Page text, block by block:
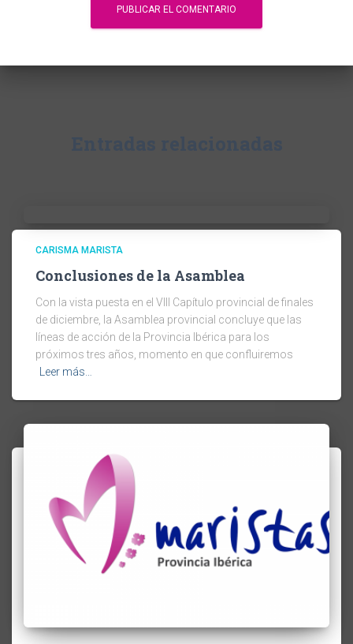
CARISMA MARISTA
Conclusiones de la Asamblea
Con la vista puesta en el VIII Capítulo provincial de finales
de diciembre, la Asamblea provincial concluye que las
líneas de acción de la Provincia Ibérica para los
próximos tres años, momento en que confluiremos
Leer más…